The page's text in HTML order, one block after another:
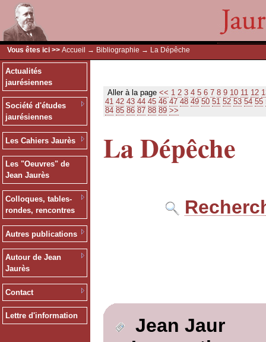
Vous êtes ici >> Accueil → Bibliographie → La Dépêche
Actualités
jaurésiennes
Société d'études
jaurésiennes
Les Cahiers Jaurès
Les "Oeuvres" de
Jean Jaurès
Colloques, tables-
rondes, rencontres
Autres publications
Autour de Jean
Jaurès
Contact
Lettre d'information
Aller à la page << 1 2 3 4 5 6 7 8 9 10 11 12
41 42 43 44 45 46 47 48 49 50 51 52 53 54 55
84 85 86 87 88 89 >>
La Dépêche
Jean Jaur